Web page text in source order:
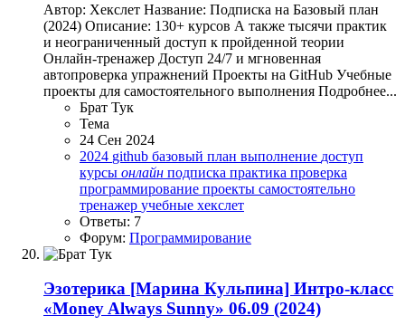
Автор: Хекслет Название: Подписка на Базовый план
(2024) Описание: 130+ курсов А также тысячи практик
и неограниченный доступ к пройденной теории
Онлайн-тренажер Доступ 24/7 и мгновенная
автопроверка упражнений Проекты на GitHub Учебные
проекты для самостоятельного выполнения Подробнее...
Брат Тук
Тема
24 Сен 2024
2024 github базовый план выполнение доступ
курсы онлайн подписка практика проверка
программирование проекты самостоятельно
тренажер учебные хекслет
Ответы: 7
Форум: Программирование
Эзотерика [Марина Кульпина] Интро-класс
«Money Always Sunny» 06.09 (2024)